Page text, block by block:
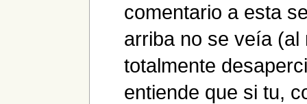
comentario a esta
arriba no se veía
totalmente
entiende que si tu,